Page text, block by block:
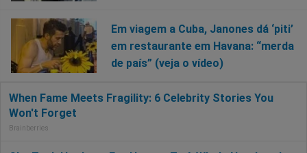
Em viagem a Cuba, Janones dá ‘piti’
em restaurante em Havana: “merda
de país” (veja o vídeo)